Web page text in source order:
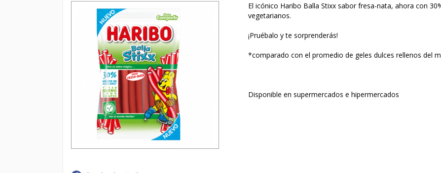
El icónico Haribo Balla Stixx sabor fresa-nata, ahora con
vegetarianos.
¡Pruébalo y te sorprenderás!
*comparado con el promedio de geles dulces rellenos del
Disponible en supermercados e hipermercados